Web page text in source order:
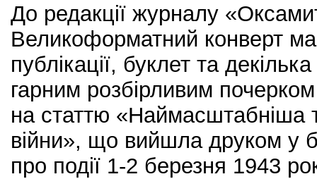
До редакції журналу
Великоформатний конверт
публікації, буклет та
гарним розбірливим
на статтю «Наймасштабніша
війни», що вийшла друком у
про події 1-2 березня 1943